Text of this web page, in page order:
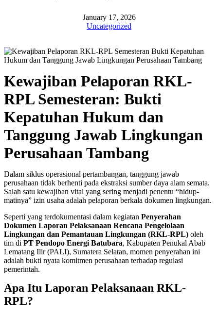
January 17, 2026
Uncategorized
Kewajiban Pelaporan RKL-
RPL Semesteran: Bukti
Kepatuhan Hukum dan
Tanggung Jawab Lingkungan
Perusahaan Tambang
Dalam siklus operasional pertambangan, tanggung jawab
perusahaan tidak berhenti pada ekstraksi sumber daya alam semata.
Salah satu kewajiban vital yang sering menjadi penentu “hidup-
matinya” izin usaha adalah pelaporan berkala dokumen lingkungan.
Seperti yang terdokumentasi dalam kegiatan Penyerahan
Dokumen Laporan Pelaksanaan Rencana Pengelolaan
Lingkungan dan Pemantauan Lingkungan (RKL-RPL) oleh
tim di PT Pendopo Energi Batubara, Kabupaten Penukal Abab
Lematang Ilir (PALI), Sumatera Selatan, momen penyerahan ini
adalah bukti nyata komitmen perusahaan terhadap regulasi
pemerintah.
Apa Itu Laporan Pelaksanaan RKL-
RPL?